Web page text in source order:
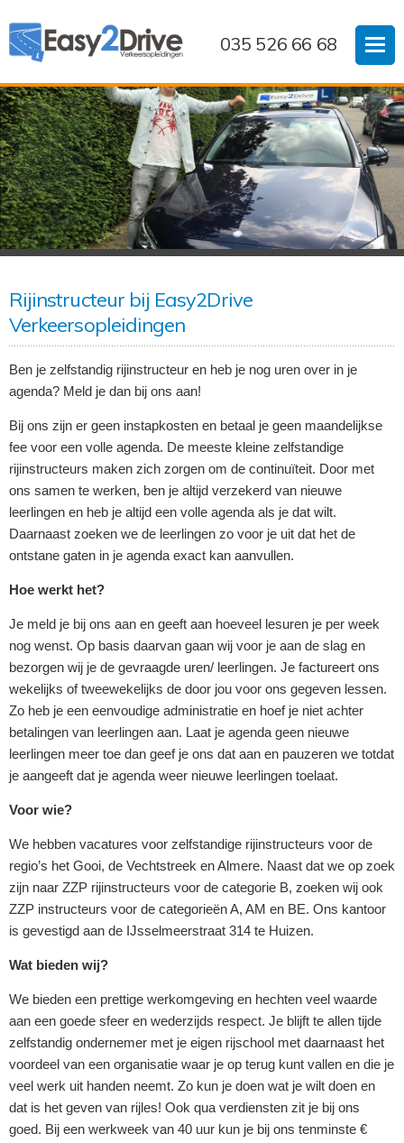
035 526 66 68
Rijinstructeur bij Easy2Drive
Verkeersopleidingen
Ben je zelfstandig rijinstructeur en heb je nog uren over in je
agenda? Meld je dan bij ons aan!
Bij ons zijn er geen instapkosten en betaal je geen maandelijkse
fee voor een volle agenda. De meeste kleine zelfstandige
rijinstructeurs maken zich zorgen om de continuïteit. Door met
ons samen te werken, ben je altijd verzekerd van nieuwe
leerlingen en heb je altijd een volle agenda als je dat wilt.
Daarnaast zoeken we de leerlingen zo voor je uit dat het de
ontstane gaten in je agenda exact kan aanvullen.
Hoe werkt het?
Je meld je bij ons aan en geeft aan hoeveel lesuren je per week
nog wenst. Op basis daarvan gaan wij voor je aan de slag en
bezorgen wij je de gevraagde uren/ leerlingen. Je factureert ons
wekelijks of tweewekelijks de door jou voor ons gegeven lessen.
Zo heb je een eenvoudige administratie en hoef je niet achter
betalingen van leerlingen aan. Laat je agenda geen nieuwe
leerlingen meer toe dan geef je ons dat aan en pauzeren we totdat
je aangeeft dat je agenda weer nieuwe leerlingen toelaat.
Voor wie?
We hebben vacatures voor zelfstandige rijinstructeurs voor de
regio’s het Gooi, de Vechtstreek en Almere. Naast dat we op zoek
zijn naar ZZP rijinstructeurs voor de categorie B, zoeken wij ook
ZZP instructeurs voor de categorieën A, AM en BE. Ons kantoor
is gevestigd aan de IJsselmeerstraat 314 te Huizen.
Wat bieden wij?
We bieden een prettige werkomgeving en hechten veel waarde
aan een goede sfeer en wederzijds respect. Je blijft te allen tijde
zelfstandig ondernemer met je eigen rijschool met daarnaast het
voordeel van een organisatie waar je op terug kunt vallen en die je
veel werk uit handen neemt. Zo kun je doen wat je wilt doen en
dat is het geven van rijles! Ook qua verdiensten zit je bij ons
goed. Bij een werkweek van 40 uur kun je bij ons tenminste €